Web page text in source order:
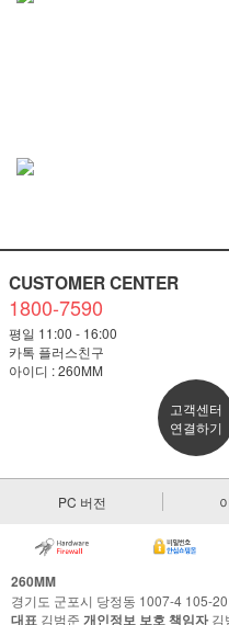
CUSTOMER CENTER
1800-7590
평일 11:00 - 16:00
카톡 플러스친구
아이디 : 260MM
고객센터
연결하기
PC 버전
260MM
경기도 군포시 당정동 1007-4 105-
대표 김범준 개인정보 보호 책임자김